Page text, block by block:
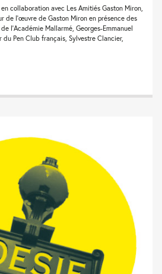
collaboration avec Les Amitiés Gaston Miron,
de l’œuvre de Gaston Miron en présence des
l’Académie Mallarmé, Georges-Emmanuel
du Pen Club français, Sylvestre Clancier,